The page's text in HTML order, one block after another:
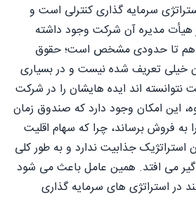
سرمایه گذاری کنترلی است و
هیأت مدیره آن شرکت وجود داشته
هم تا حدودی مشخص است؛ حقوق
خیلی تعریف شده نیست و در بسیاری
نتوانسته اند ایده هایشان را در شرکت
این امکان وجود دارد که صندوق زمان
به فروش برساند، چرا که سهام اقلیت
استراتژیک جذابیت ندارد و به طور کلی
می افتد. همین عامل باعث می شود
در استراتژی های سرمایه گذاری